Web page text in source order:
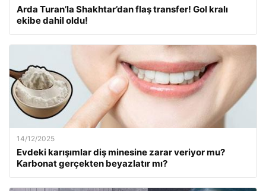
Arda Turan’la Shakhtar’dan flaş transfer! Gol kralı
ekibe dahil oldu!
14/12/2025
Evdeki karışımlar diş minesine zarar veriyor mu?
Karbonat gerçekten beyazlatır mı?